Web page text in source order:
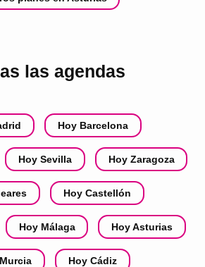
las agendas
Hoy Barcelona
Hoy Sevilla Hoy Zaragoza
Hoy Castellón
Hoy Málaga Hoy Asturias
Hoy Cádiz